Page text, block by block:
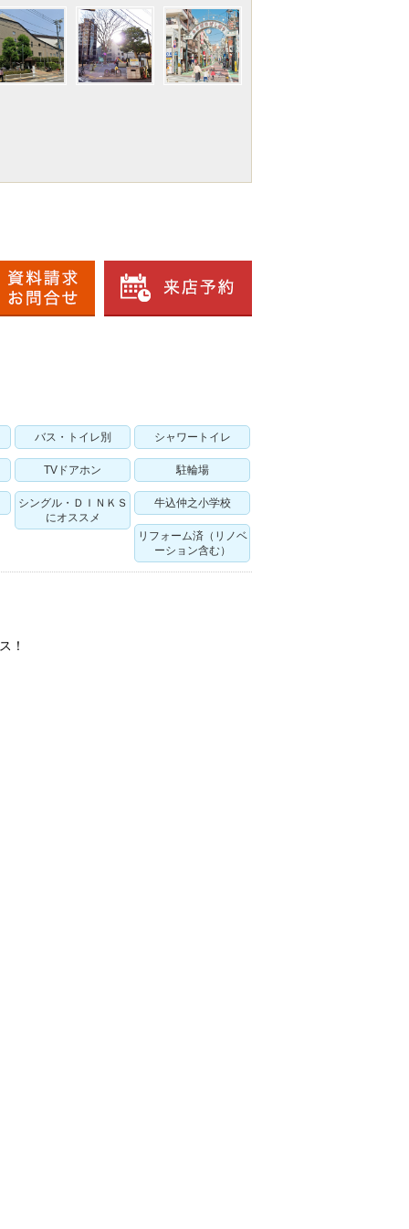
バス・トイレ別 シャワートイレ
TVドアホン 駐輪場
シングル・ＤＩＮＫＳ
にオススメ
牛込仲之小学校
リフォーム済（リノベ
ーション含む）
！